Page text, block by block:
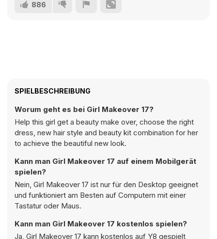
886
SPIELBESCHREIBUNG
Worum geht es bei Girl Makeover 17?
Help this girl get a beauty make over, choose the right
dress, new hair style and beauty kit combination for her
to achieve the beautiful new look.
Kann man Girl Makeover 17 auf einem Mobilgerät
spielen?
Nein, Girl Makeover 17 ist nur für den Desktop geeignet
und funktioniert am Besten auf Computern mit einer
Tastatur oder Maus.
Kann man Girl Makeover 17 kostenlos spielen?
Ja, Girl Makeover 17 kann kostenlos auf Y8 gespielt